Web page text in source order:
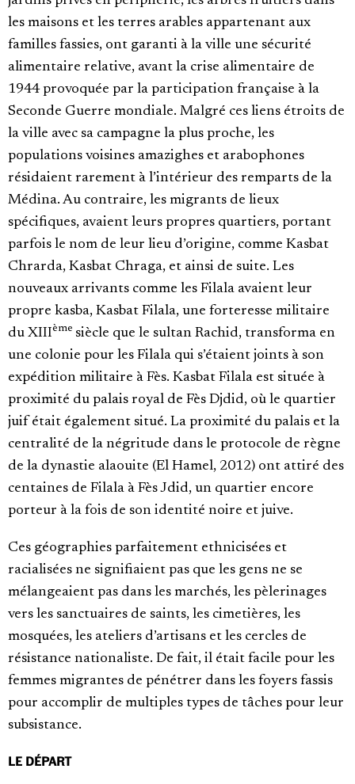
les maisons et les terres arables appartenant aux
familles fassies, ont garanti à la ville une sécurité
alimentaire relative, avant la crise alimentaire de
1944 provoquée par la participation française à la
Seconde Guerre mondiale. Malgré ces liens étroits de
la ville avec sa campagne la plus proche, les
populations voisines amazighes et arabophones
résidaient rarement à l’intérieur des remparts de la
Médina. Au contraire, les migrants de lieux
spécifiques, avaient leurs propres quartiers, portant
parfois le nom de leur lieu d’origine, comme Kasbat
Chrarda, Kasbat Chraga, et ainsi de suite. Les
nouveaux arrivants comme les Filala avaient leur
propre kasba, Kasbat Filala, une forteresse militaire
du XIIIème siècle que le sultan Rachid, transforma en
une colonie pour les Filala qui s’étaient joints à son
expédition militaire à Fès. Kasbat Filala est située à
proximité du palais royal de Fès Djdid, où le quartier
juif était également situé. La proximité du palais et la
centralité de la négritude dans le protocole de règne
de la dynastie alaouite (El Hamel, 2012) ont attiré des
centaines de Filala à Fès Jdid, un quartier encore
porteur à la fois de son identité noire et juive.
Ces géographies parfaitement ethnicisées et
racialisées ne signifiaient pas que les gens ne se
mélangeaient pas dans les marchés, les pèlerinages
vers les sanctuaires de saints, les cimetières, les
mosquées, les ateliers d’artisans et les cercles de
résistance nationaliste. De fait, il était facile pour les
femmes migrantes de pénétrer dans les foyers fassis
pour accomplir de multiples types de tâches pour leur
subsistance.
LE DÉPART